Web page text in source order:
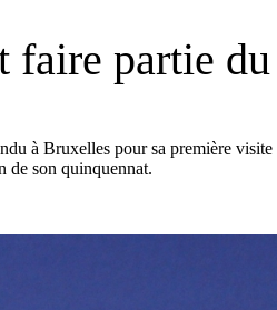
faire partie
à Bruxelles pour sa première
de son quinquennat.